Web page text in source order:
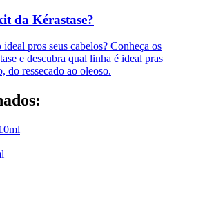
da Kérastase?
pros seus cabelos? Conheça os
e descubra qual linha é ideal pras
do ressecado ao oleoso.